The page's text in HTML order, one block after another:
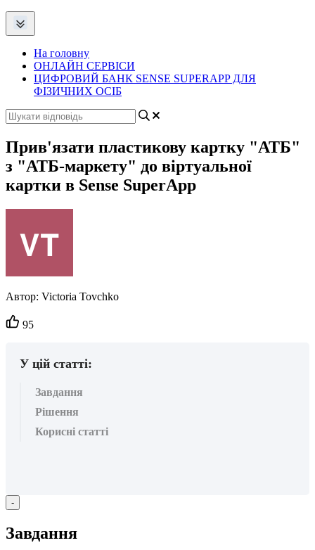
На головну
ОНЛАЙН СЕРВІСИ
ЦИФРОВИЙ БАНК SENSE SUPERAPP ДЛЯ
ФІЗИЧНИХ ОСІБ
Прив'язати пластикову картку "АТБ"
з "АТБ-маркету" до віртуальної
картки в Sense SuperApp
Автор: Victoria Tovchko
Кількість
вподобайок:
95
У цій статті:
Завдання
Рішення
Корисні статті
-
Завдання